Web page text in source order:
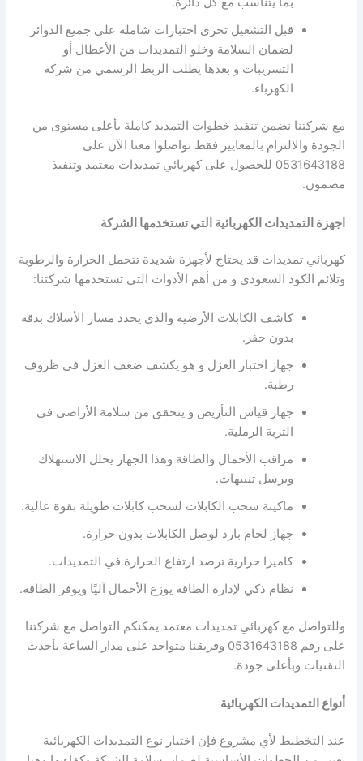
قبل التشغيل تجرى اختبارات شاملة على جميع الدوائر
لضمان السلامة وخلو التمديدات من الأعطال أو
التسريبات و بعدها يطلب الربط الرسمي من شركة
الكهرباء.
مع شركتنا نضمن تنفيذ خطوات التمديد كاملة بأعلى مستوى من
الجودة والالتزام بالمعايير فقط تواصلوا معنا الآن على
0531643188 للحصول على كهربائي تمديدات معتمد وتنفيذ
مضمون.
اجهزة التمديدات الكهربائية التي تستخدمها الشركة
كهربائي تمديدات قد يحتاج لأجهزة شديدة تتحمل الحرارة والرطوبة
وتلائم الكود السعودي و من أهم الأدوات التي تستخدمها شركتنا:
كاشف الكابلات الأرضية والذي يحدد مسار الأسلاك بدقة
بدون حفر.
جهاز اختبار العزل و هو يكشف ضعف العزل في ظروف
رطبة.
جهاز قياس التأريض و يتحقق من سلامة الأراضي في
التربة الرملية.
مراقب الأحمال والطاقة وهذا الجهاز يحلل الاستهلاك
ويرسل تنبيهات.
ماكينة سحب الكابلات لسحب كابلات طويلة بقوة عالية.
جهاز لحام بارد لوصل الكابلات بدون حرارة.
كاميرا حرارية ترصد ارتفاع الحرارة في التمديدات.
نظام ذكي لإدارة الطاقة يوزع الأحمال آليًا ويوفر الطاقة.
وللتواصل مع كهربائي تمديدات معتمد يمكنكم التواصل مع شركتنا
على رقم 0531643188 وفريقنا متواجد على مدار الساعة بأحدث
التقنيات وبأعلى جودة.
أنواع التمديدات الكهربائية
عند التخطيط لأي مشروع فإن اختيار نوع التمديدات الكهربائية